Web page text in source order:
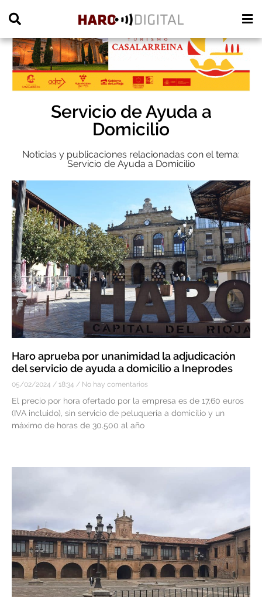
Servicio de Ayuda a
Domicilio
Noticias y publicaciones relacionadas con el tema:
Servicio de Ayuda a Domicilio
Haro aprueba por unanimidad la adjudicación
del servicio de ayuda a domicilio a Ineprodes
05/02/2024 18:34 No hay comentarios
El precio por hora ofertado por la empresa es de 17,60 euros
(IVA incluido), sin servicio de peluquería a domicilio y un
máximo de horas de 30.500 al año